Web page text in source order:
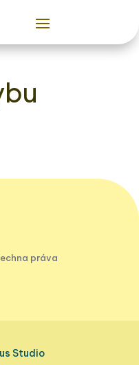
práva
Studio